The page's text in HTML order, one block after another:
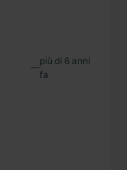
—più di 6 anni
fa